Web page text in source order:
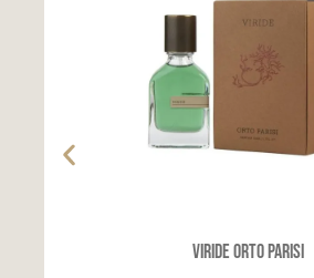
Viride Orto Parisi